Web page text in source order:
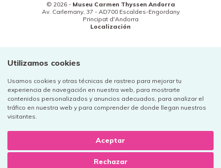
Utilizamos cookies
Usamos cookies y otras técnicas de rastreo para mejorar tu
experiencia de navegación en nuestra web, para mostrarte
contenidos personalizados y anuncios adecuados, para analizar el
tráfico en nuestra web y para comprender de donde llegan nuestros
visitantes.
Aceptar
Rechazar
© 2026 - Museu Carmen Thyssen Andorra
Av. Carlemany, 37 - AD700 Escaldes-Engordany
Principat d'Andorra
Localización